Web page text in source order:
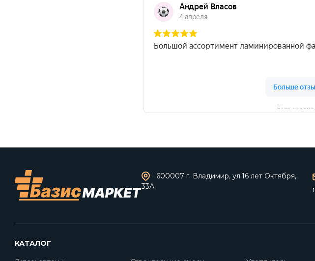
Базис на
600007 г. Владимир, ул.16 лет Октября,
33А
КАТАЛОГ